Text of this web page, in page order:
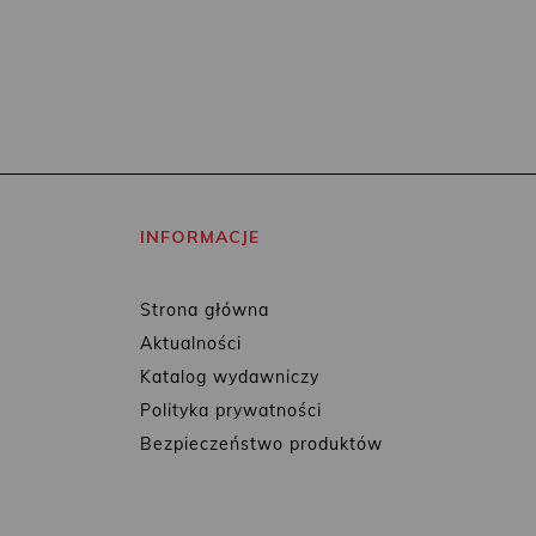
INFORMACJE
Strona główna
Aktualności
Katalog wydawniczy
Polityka prywatności
Bezpieczeństwo produktów